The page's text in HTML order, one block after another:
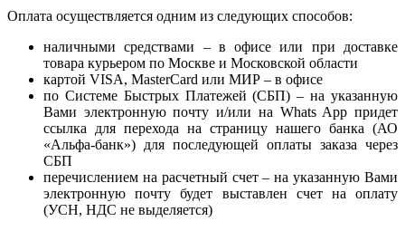
Оплата осуществляется одним из следующих способов:
наличными средствами – в офисе или при доставке
товара курьером по Москве и Московской области
картой VISA, MasterCard или МИР – в офисе
по Системе Быстрых Платежей (СБП) – на указанную
Вами электронную почту и/или на Whats App придет
ссылка для перехода на страницу нашего банка (АО
«Альфа-банк») для последующей оплаты заказа через
СБП
перечислением на расчетный счет – на указанную Вами
электронную почту будет выставлен счет на оплату
(УСН, НДС не выделяется)